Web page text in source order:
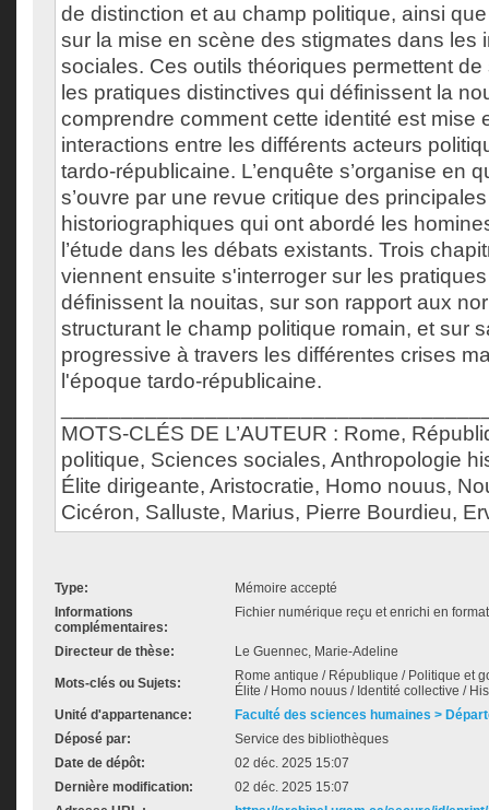
de distinction et au champ politique, ainsi
sur la mise en scène des stigmates dans les
sociales. Ces outils théoriques permettent
les pratiques distinctives qui définissent la
comprendre comment cette identité est mise
interactions entre les différents acteurs
tardo-républicaine. L’enquête s’organise en
s’ouvre par une revue critique des
historiographiques qui ont abordé les
l’étude dans les débats existants. Trois
viennent ensuite s'interroger sur les
définissent la nouitas, sur son rapport aux
structurant le champ politique romain, et sur
progressive à travers les différentes crises
l'époque tardo-républicaine.
MOTS-CLÉS DE L’AUTEUR : Rome,
politique, Sciences sociales, Anthropologie
Élite dirigeante, Aristocratie, Homo nouus,
Cicéron, Salluste, Marius, Pierre Bourdieu,
Type:
Mémoire accepté
Informations
complémentaires:
Fichier numérique reçu et enrichi en
Directeur de thèse: Le Guennec, Marie-Adeline
Mots-clés ou Sujets:
Rome antique / République / Politique et
Élite / Homo nouus / Identité collective /
Unité d'appartenance:
Faculté des sciences humaines >
Déposé par:
Service des bibliothèques
Date de dépôt:
02 déc. 2025 15:07
Dernière modification:
02 déc. 2025 15:07